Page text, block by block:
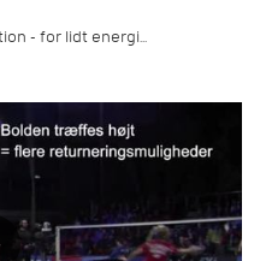
- for lidt energi...